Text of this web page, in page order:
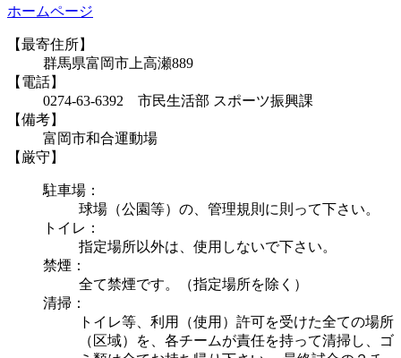
ホームページ
【最寄住所】
群馬県富岡市上高瀬889
【電話】
0274-63-6392 市民生活部 スポーツ振興課
【備考】
富岡市和合運動場
【厳守】
駐車場：
球場（公園等）の、管理規則に則って下さい。
トイレ：
指定場所以外は、使用しないで下さい。
禁煙：
全て禁煙です。（指定場所を除く）
清掃：
トイレ等、利用（使用）許可を受けた全ての場所
（区域）を、各チームが責任を持って清掃し、ゴ